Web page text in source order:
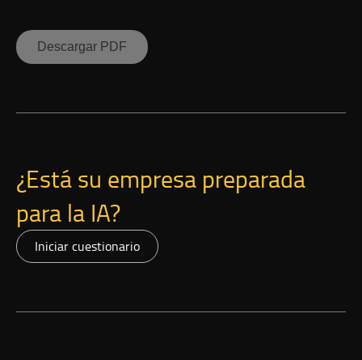
Descargar PDF
¿Está su empresa preparada
para la IA?
Iniciar cuestionario